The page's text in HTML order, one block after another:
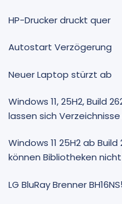
HP-Drucker druckt quer
Autostart Verzögerung
Neuer Laptop stürzt ab
Windows 11, 25H2, Build
lassen sich
Windows 11 25H2 ab
können Bibliotheken
LG BluRay Brenner